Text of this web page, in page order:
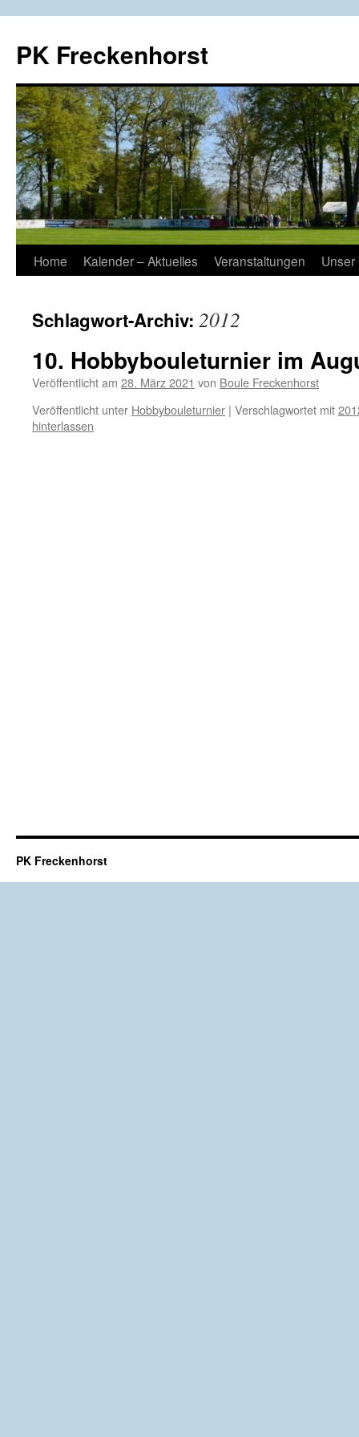
springen
PK Freckenhorst
Home Kalender – Aktuelles Veranstaltungen Unser
Schlagwort-Archiv: 2012
10. Hobbybouleturnier im
Veröffentlicht am 28. März 2021 von Boule Freckenhorst
Veröffentlicht unter Hobbybouleturnier | Verschlagwortet mit
hinterlassen
PK Freckenhorst